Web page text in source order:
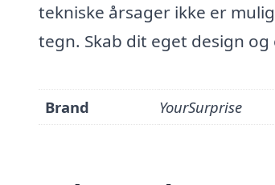
tekniske årsager ikke er
tegn. Skab dit eget design
Brand YourSurprise